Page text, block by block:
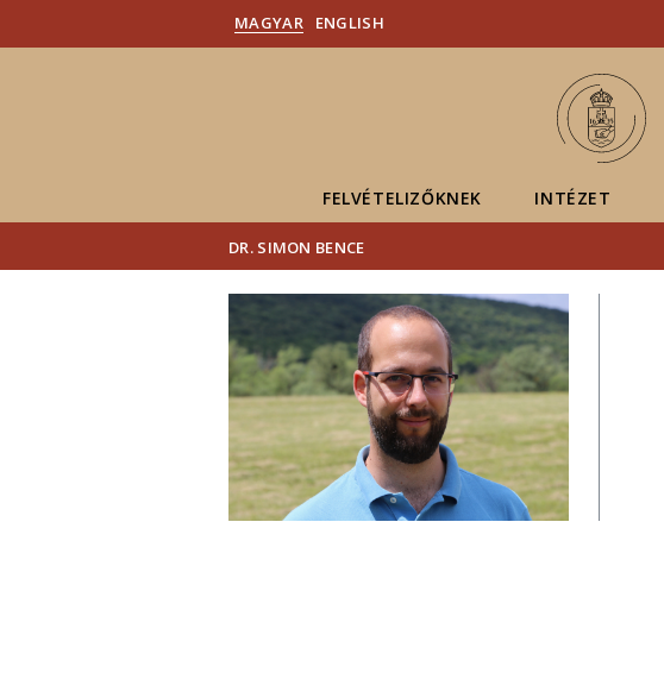
MAGYAR ENGLISH
FELVÉTELIZŐKNEK INTÉZET
DR. SIMON BENCE